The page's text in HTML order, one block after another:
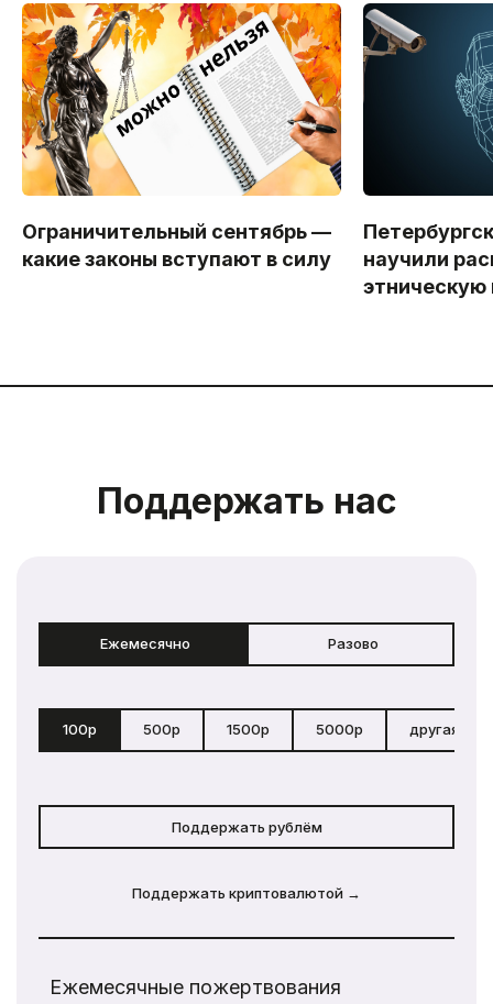
Ограничительный сентябрь —
какие законы вступают в силу
научили
Поддержать нас
Ежемесячно Разово
100р 500р 1500р 5000р другая
Поддержать рублём
Поддержать криптовалютой →
Ежемесячные пожертвования